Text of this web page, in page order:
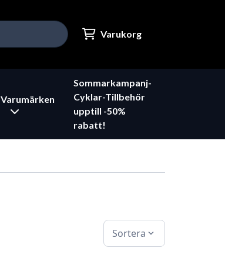
Varukorg
Varumärken
Sommarkampanj-
Cyklar-Tillbehör
upptill -50%
rabatt!
Sortera expand_more